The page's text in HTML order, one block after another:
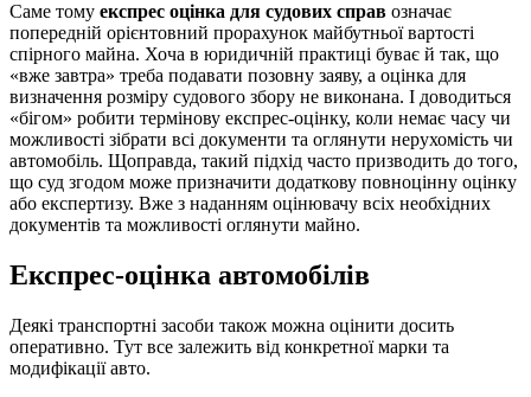
Саме тому експрес оцінка для судових справ означає
попередній орієнтовний прорахунок майбутньої вартості
спірного майна. Хоча в юридичній практиці буває й так, що
«вже завтра» треба подавати позовну заяву, а оцінка для
визначення розміру судового збору не виконана. І доводиться
«бігом» робити термінову експрес-оцінку, коли немає часу чи
можливості зібрати всі документи та оглянути нерухомість чи
автомобіль. Щоправда, такий підхід часто призводить до того,
що суд згодом може призначити додаткову повноцінну оцінку
або експертизу. Вже з наданням оцінювачу всіх необхідних
документів та можливості оглянути майно.
Експрес-оцінка автомобілів
Деякі транспортні засоби також можна оцінити досить
оперативно. Тут все залежить від конкретної марки та
модифікації авто.